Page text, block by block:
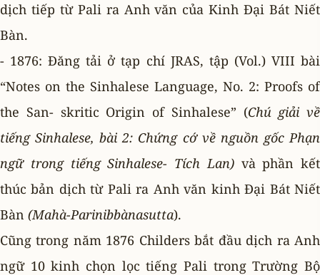
dịch tiếp từ Pali ra Anh văn của Kinh Ðại Bát Niết
Bàn.
- 1876: Ðăng tải ở tạp chí JRAS, tập (Vol.) VIII bài
“Notes on the Sinhalese Language, No. 2: Proofs of
the San- skritic Origin of Sinhalese” (Chú giải về
tiếng Sinhalese, bài 2: Chứng cớ về nguồn gốc Phạn
ngữ trong tiếng Sinhalese- Tích Lan) và phần kết
thúc bản dịch từ Pali ra Anh văn kinh Ðại Bát Niết
Bàn (Mahà-Parinibbànasutta).
Cũng trong năm 1876 Childers bắt đầu dịch ra Anh
ngữ 10 kinh chọn lọc tiếng Pali trong Trường Bộ